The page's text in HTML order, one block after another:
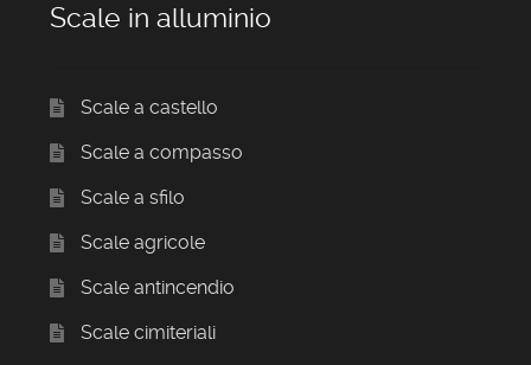
Scale in alluminio
Scale a castello
Scale a compasso
Scale a sfilo
Scale agricole
Scale antincendio
Scale cimiteriali